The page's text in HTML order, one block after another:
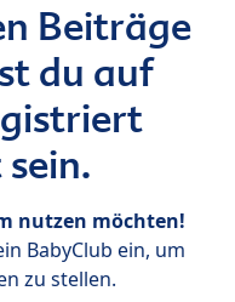
Beiträge
du auf
nutzen möchten!
BabyClub ein, um
zu stellen.